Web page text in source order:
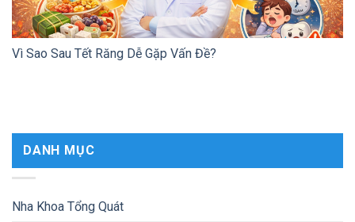
Vì Sao Sau Tết Răng Dễ Gặp Vấn Đề?
DANH MỤC
Nha Khoa Tổng Quát